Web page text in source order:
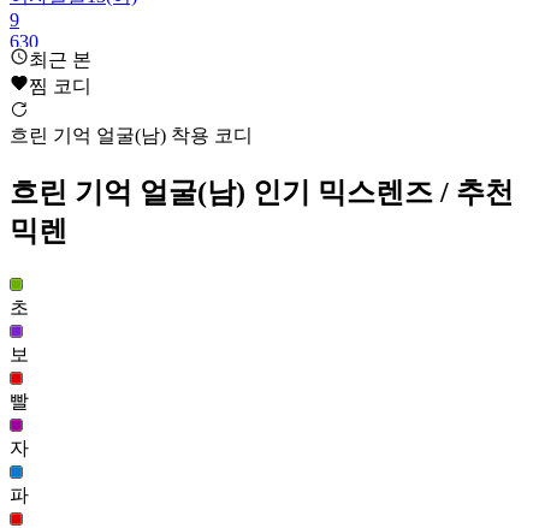
9
630
깐깐한 얼굴(남)
9
630
뭘보느냐 얼굴(남)
9
630
9
643
잔향 얼굴(여)
8
643
남자얼굴10(남)
8
643
최근 본
찜 코디
흐린 기억 얼굴(남) 착용 코디
흐린 기억 얼굴(남) 인기 믹스렌즈 / 추천
믹렌
초
보
빨
자
파